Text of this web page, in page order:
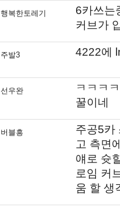
행복한토레기
6카쓰는
커브가
주발3 4222에
선우완
ㅋㅋㅋ
꿀이네
버블흥
주공5카
고 측면
얘로 슛
로임 커
움 할 생